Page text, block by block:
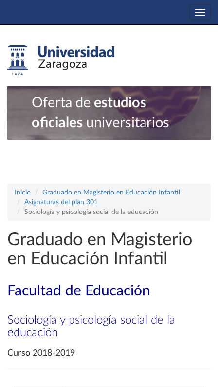
Oferta de estudios
oficiales universitarios
Inicio
Graduado en Magisterio en Educación Infantil
Asignaturas del plan 301
Sociología y psicología social de la educación
Graduado en Magisterio
en Educación Infantil
Facultad de Educación
Sociología y psicología social de la
educación
Curso 2018-2019